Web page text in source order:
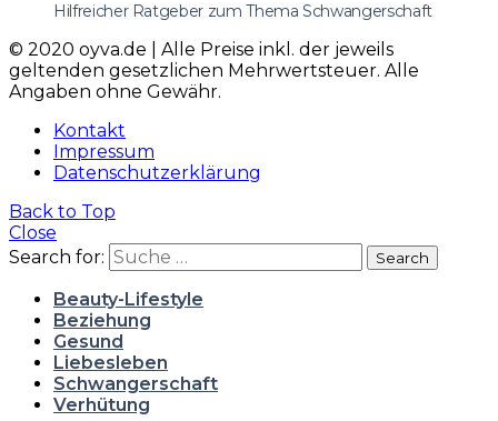
Hilfreicher Ratgeber zum Thema Schwangerschaft
© 2020 oyva.de | Alle Preise inkl. der jeweils
geltenden gesetzlichen Mehrwertsteuer. Alle
Angaben ohne Gewähr.
Kontakt
Impressum
Datenschutzerklärung
Back to Top
Close
Search for:
Search
Beauty-Lifestyle
Beziehung
Gesund
Liebesleben
Schwangerschaft
Verhütung